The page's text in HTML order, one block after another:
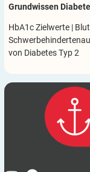
Grundwissen
HbA1c Zielwerte |
von Diabetes Typ 2